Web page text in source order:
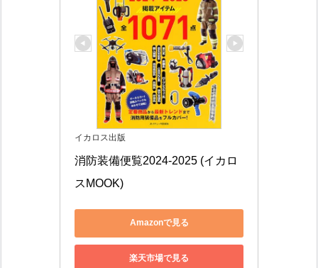
イカロス出版
消防装備便覧2024-2025 (イカロ
スMOOK)
Amazonで見る
楽天市場で見る